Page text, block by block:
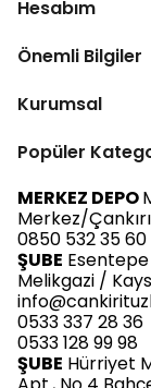
Hesabım
Önemli Bilgiler
Kurumsal
Popüler
MERKEZ DEPO
Merkez/Çankırı
0850 532 35 60
ŞUBE
Melikgazi /
0533 337 28 36
0533 128 99 98
ŞUBE Hürriyet